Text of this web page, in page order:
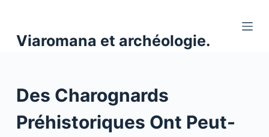
Viaromana et archéologie.
Des Charognards
Préhistoriques Ont Peut-